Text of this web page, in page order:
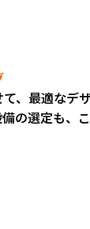
、最適なデ
の選定も、